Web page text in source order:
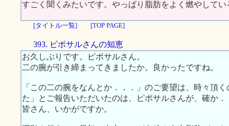
すごく聞くみたいです。やっばり脂肪をよく燃やしてい
[タイトル一覧] [TOP PAGE]
393. ピポサルさんの知恵
お久しぶりです。ピポサルさん。
二の腕が引き締まってきましたか。良かったですね。
「この二の腕をなんとか．．．」のご要望は、時々頂
た」とご報告いただいたのは、ピポサルさんが、確か
皆さん、いかがですか。